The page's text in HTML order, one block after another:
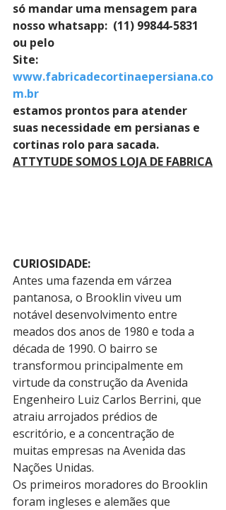
só mandar uma mensagem para
nosso whatsapp:  (11) 99844-5831
ou pelo
Site:
www.fabricadecortinaepersiana.co
m.br
estamos prontos para atender
suas necessidade em persianas e
cortinas rolo para sacada.
ATTYTUDE SOMOS LOJA DE FABRICA
CURIOSIDADE:
Antes uma fazenda em várzea
pantanosa, o Brooklin viveu um
notável desenvolvimento entre
meados dos anos de 1980 e toda a
década de 1990. O bairro se
transformou principalmente em
virtude da construção da Avenida
Engenheiro Luiz Carlos Berrini, que
atraiu arrojados prédios de
escritório, e a concentração de
muitas empresas na Avenida das
Nações Unidas.
Os primeiros moradores do Brooklin
foram ingleses e alemães que